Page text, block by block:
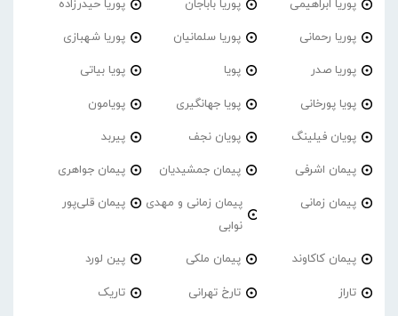
پوریا ابراهیمی پوریا باباجان پوریا حیدرزاده
پوریا رحمانی پوریا سلمانیان پوریا شهبازی
پوریا صدر پویا پویا بیاتی
پویا پورخانی پویا جهانگیری پویامون
پویان فیلینگ پویان نجف پیربد
پیمان اشرفی پیمان جمشیدیان پیمان جواهری
پیمان زمانی
پیمان زمانی و مهدی
نوابی
پیمان قلی‌پور
پیمان کاکاوند پیمان ملکی پین لورد
تاراز تارخ تهرانی تاریک